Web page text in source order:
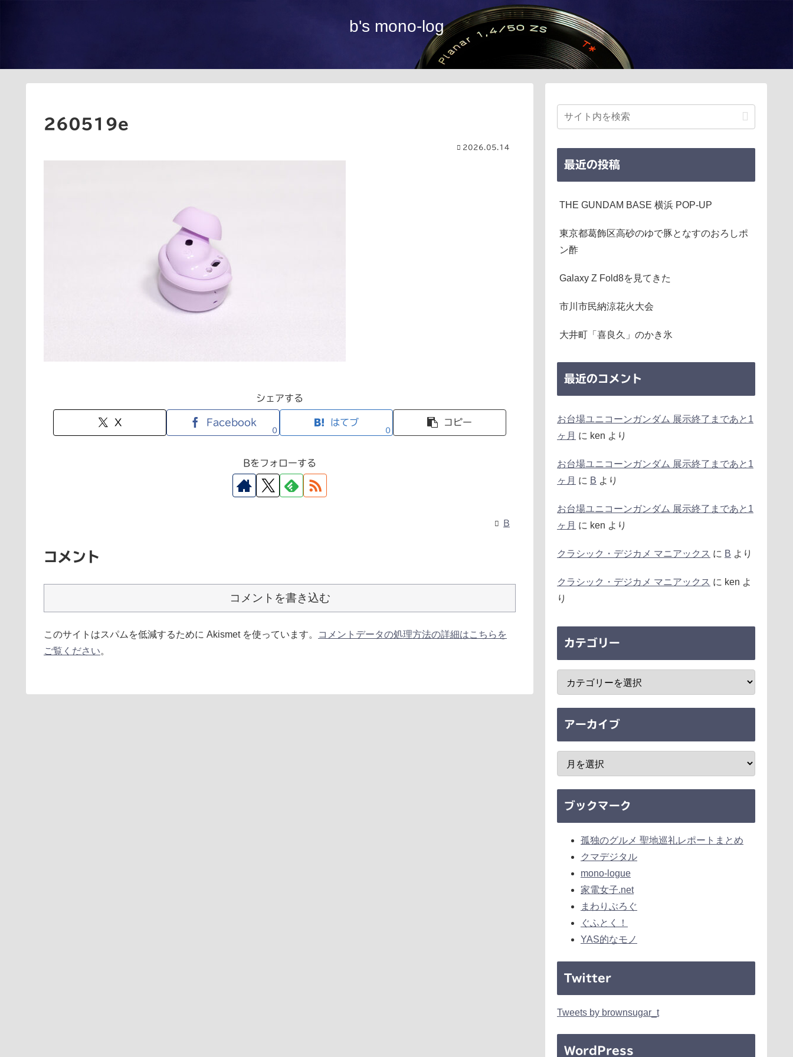
b's mono-log
260519e
2026.05.14
シェアする
X Facebook
0
はてブ
0
コピー
Bをフォローする
B
コメント
コメントを書き込む
このサイトはスパムを低減するために Akismet を使っています。
コメントデータの処理方法の詳細はこちらを
ご覧ください。
最近の投稿
THE GUNDAM BASE 横浜 POP-UP
東京都葛飾区高砂のゆで豚となすのおろしポ
ン酢
Galaxy Z Fold8を見てきた
市川市民納涼花火大会
大井町「喜良久」のかき氷
最近のコメント
お台場ユニコーンガンダム 展示終了まであと1
ヶ月 に ken より
お台場ユニコーンガンダム 展示終了まであと1
ヶ月 に B より
お台場ユニコーンガンダム 展示終了まであと1
ヶ月 に ken より
クラシック・デジカメ マニアックス に B より
クラシック・デジカメ マニアックス に ken よ
り
カテゴリー
アーカイブ
ブックマーク
孤独のグルメ 聖地巡礼レポートまとめ
クマデジタル
mono-logue
家電女子.net
まわりぶろぐ
ぐふとく！
YAS的なモノ
Twitter
Tweets by brownsugar_t
WordPress